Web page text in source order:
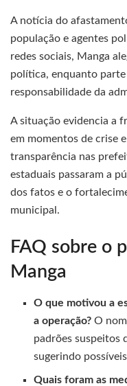
A notícia do
população e agentes
redes sociais, Manga
política, enquanto parte
responsabilidade da
A situação evidencia a
em momentos de crise
transparência nas
estaduais passaram a
dos fatos e o
municipal.
FAQ sobre o
Manga
O que motivou a
a operação? O
padrões suspeitos
sugerindo
Quais foram as